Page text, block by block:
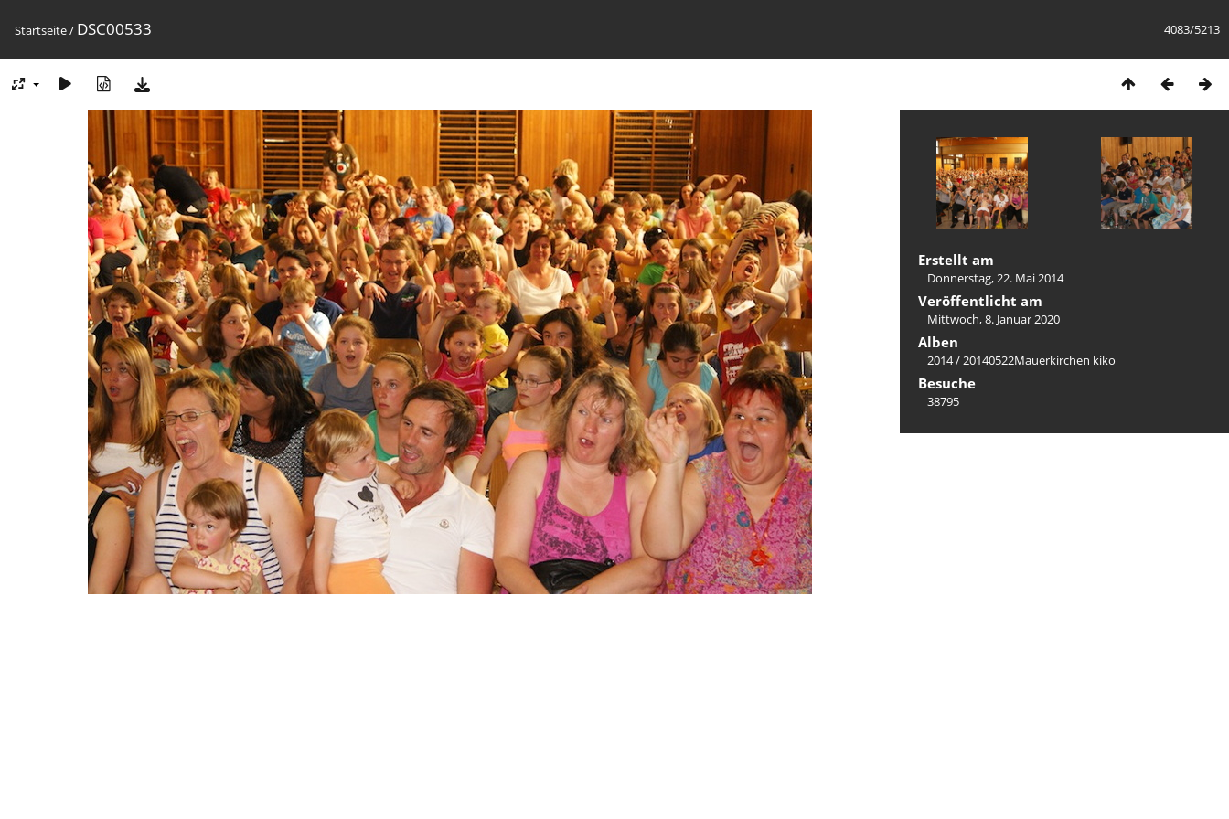
4083/5213
Startseite/ DSC00533
Erstellt am
Donnerstag, 22. Mai 2014
Veröffentlicht am
Mittwoch, 8. Januar 2020
Alben
2014/20140522Mauerkirchen kiko
Besuche
38795